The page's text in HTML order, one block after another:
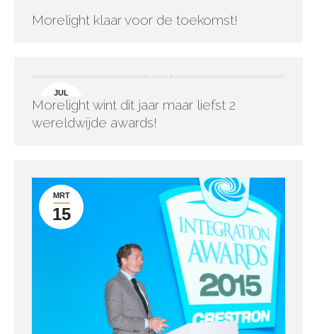
Morelight klaar voor de toekomst!
JUL
15
Morelight wint dit jaar maar liefst 2
wereldwijde awards!
MRT
15